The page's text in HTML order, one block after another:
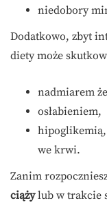
niedobory
Dodatkowo, zbyt
diety może
nadmiarem
osłabieniem,
we krwi.
Zanim
ciążylub w trakcie